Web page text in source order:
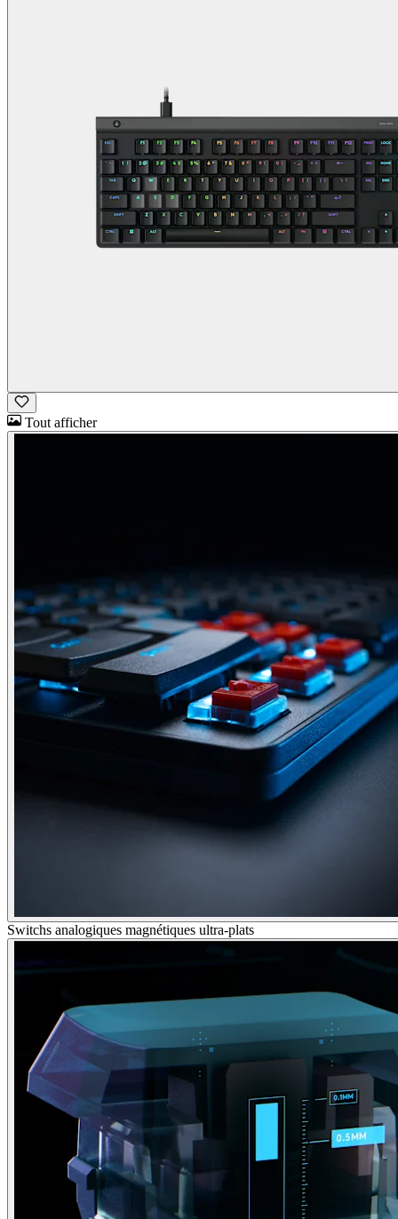
Tout afficher
Switchs analogiques magnétiques ultra-plats